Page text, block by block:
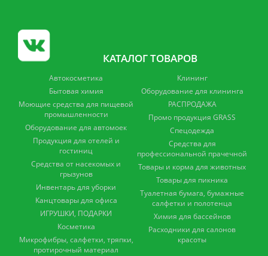
КАТАЛОГ ТОВАРОВ
Автокосметика
Бытовая химия
Моющие средства для пищевой
промышленности
Оборудование для автомоек
Продукция для отелей и
гостиниц
Средства от насекомых и
грызунов
Инвентарь для уборки
Канцтовары для офиса
ИГРУШКИ, ПОДАРКИ
Косметика
Микрофибры, салфетки, тряпки,
протирочный материал
Клининг
Оборудование для клининга
РАСПРОДАЖА
Промо продукция GRASS
Спецодежда
Средства для
профессиональной прачечной
Товары и корма для животных
Товары для пикника
Туалетная бумага, бумажные
салфетки и полотенца
Химия для бассейнов
Расходники для салонов
красоты